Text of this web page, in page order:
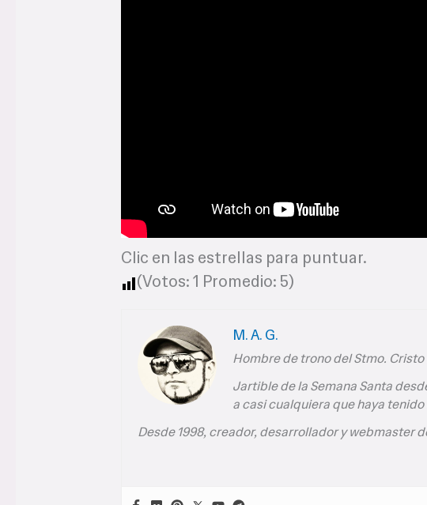
Clic en las estrellas para puntuar.
(Votos:1 Promedio: 5)
M. A. G.
Hombre de trono del Stmo.
Jartible de la Semana Santa
a casi cualquiera que haya
Desde 1998, creador, desarrollador y webmaster